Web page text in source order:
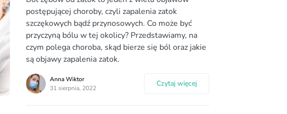
postępującej choroby, czyli zapalenia zatok
szczękowych bądź przynosowych. Co może być
przyczyną bólu w tej okolicy? Przedstawiamy, na
czym polega choroba, skąd bierze się ból oraz jakie
są objawy zapalenia zatok.
Anna Wiktor
31 sierpnia, 2022
Czytaj więcej